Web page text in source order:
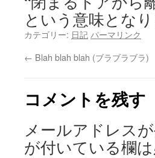
という意味となり
カテゴリー: 日記 パーマリンク
← Blah blah blah (ブラブラブラ)
コメントを残す
メールアドレス
が付いている欄